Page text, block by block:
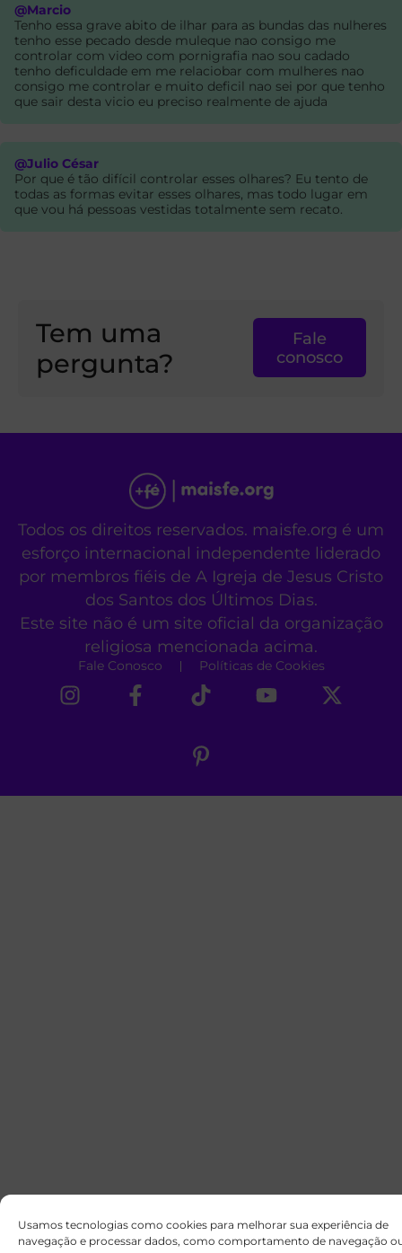
Usamos tecnologias como cookies para melhorar sua experiência de
navegação e processar dados, como comportamento de navegação
@Marcio
Tenho essa grave abito de ilhar para as bundas das nulheres
tenho esse pecado desde muleque nao consigo me
controlar com video com pornigrafia nao sou cadado
tenho deficuldade em me relaciobar com mulheres nao
consigo me controlar e muito deficil nao sei por que tenho
que sair desta vicio eu preciso realmente de ajuda
@Julio César
Por que é tão difícil controlar esses olhares? Eu tento de
todas as formas evitar esses olhares, mas todo lugar em
que vou há pessoas vestidas totalmente sem recato.
Tem uma
pergunta?
Fale
conosco
Todos os direitos reservados. maisfe.org é um
esforço internacional independente liderado
por membros fiéis de A Igreja de Jesus Cristo
dos Santos dos Últimos Dias.
Este site não é um site oficial da organização
religiosa mencionada acima.
Fale Conosco Políticas de Cookies